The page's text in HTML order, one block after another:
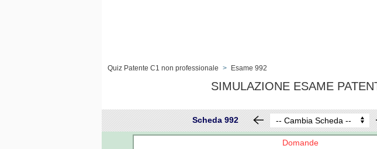
Quiz Patente C1 non professionale > Esame 992
SIMULAZIONE ESAME
Scheda 992
Domande